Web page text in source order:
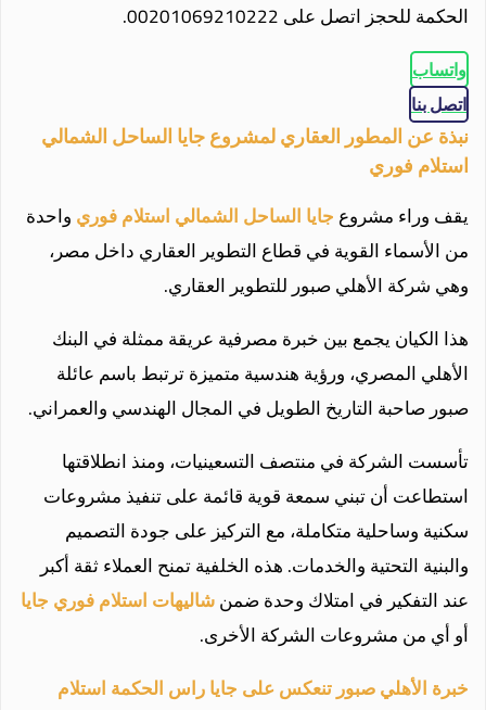
الحكمة للحجز اتصل على 00201069210222.
واتساب
اتصل بنا
نبذة عن المطور العقاري لمشروع جايا الساحل الشمالي
استلام فوري
يقف وراء مشروعجايا الساحل الشمالي استلام فوريواحدة
من الأسماء القوية في قطاع التطوير العقاري داخل مصر،
وهي شركة الأهلي صبور للتطوير العقاري.
هذا الكيان يجمع بين خبرة مصرفية عريقة ممثلة في البنك
الأهلي المصري، ورؤية هندسية متميزة ترتبط باسم عائلة
صبور صاحبة التاريخ الطويل في المجال الهندسي والعمراني.
تأسست الشركة في منتصف التسعينيات، ومنذ انطلاقتها
استطاعت أن تبني سمعة قوية قائمة على تنفيذ مشروعات
سكنية وساحلية متكاملة، مع التركيز على جودة التصميم
والبنية التحتية والخدمات. هذه الخلفية تمنح العملاء ثقة أكبر
عند التفكير في امتلاك وحدة ضمنشاليهات استلام فوري جايا
أو أي من مشروعات الشركة الأخرى.
خبرة الأهلي صبور تنعكس على جايا راس الحكمة استلام